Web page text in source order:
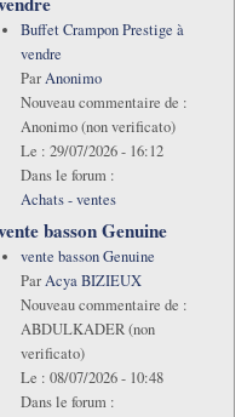
Buffet Crampon Prestige à
vendre
ParAnonimo
Nouveau commentaire de :
Anonimo (non verificato)
Le : 29/07/2026 - 16:12
Dans le forum :
Achats - ventes
basson Genuine
vente basson Genuine
ParAcya BIZIEUX
Nouveau commentaire de :
ABDULKADER (non
verificato)
Le : 08/07/2026 - 10:48
Dans le forum :